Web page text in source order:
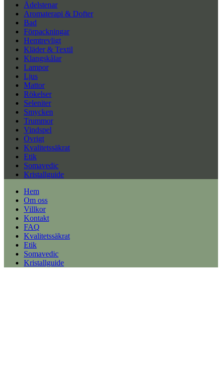
Ädelstenar
Aromaterapi & Dofter
Bad
Förpackningar
Hemtrevligt
Kläder & Textil
Klangskålar
Lampor
Ljus
Mattor
Rökelser
Seleniter
Smycken
Trummor
Vindspel
Övrigt
Kvalitetssäkrat
Etik
Somavedic
Kristallguide
Hem
Om oss
Villkor
Kontakt
FAQ
Kvalitetssäkrat
Etik
Somavedic
Kristallguide